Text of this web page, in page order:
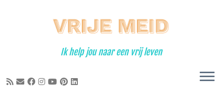
Ik help jou naar een vrij leven